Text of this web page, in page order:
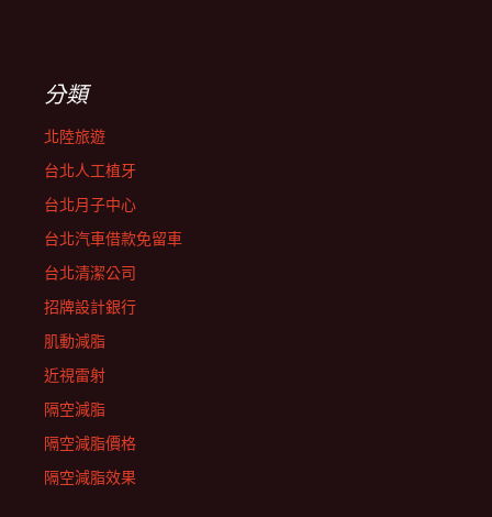
分類
北陸旅遊
台北人工植牙
台北月子中心
台北汽車借款免留車
台北清潔公司
招牌設計銀行
肌動減脂
近視雷射
隔空減脂
隔空減脂價格
隔空減脂效果